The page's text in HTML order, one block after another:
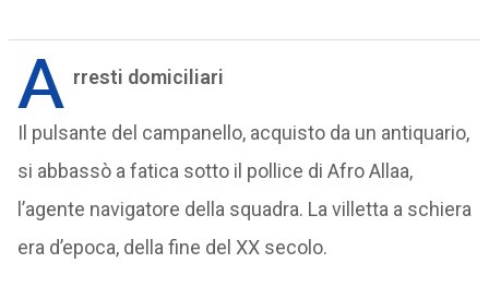
A rresti domiciliari
Il pulsante del campanello, acquisto da un antiquario,
si abbassò a fatica sotto il pollice di Afro Allaa,
l’agente navigatore della squadra. La villetta a schiera
era d’epoca, della fine del XX secolo.